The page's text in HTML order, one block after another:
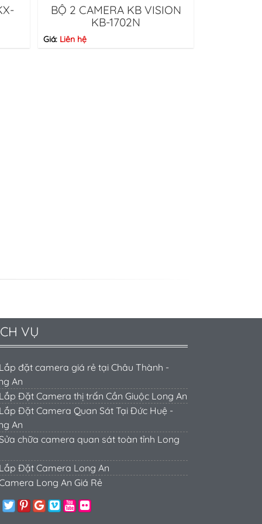
BỘ 2 CAMERA KB VISION
KB-1702N
Giá: Liên hệ
VỤ
đặt camera giá rẻ tại Châu Thành -
An
Đặt Camera thị trấn Cần Giuộc Long An
Đặt Camera Quan Sát Tại Đức Huệ -
An
chữa camera quan sát toàn tỉnh Long
Đặt Camera Long An
Long An Giá Rẻ